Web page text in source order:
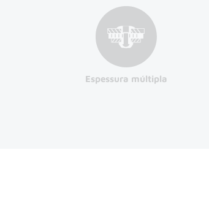
Espessura múltipla